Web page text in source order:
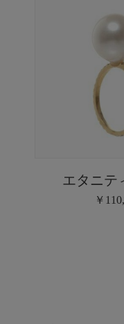
エタニテ
￥